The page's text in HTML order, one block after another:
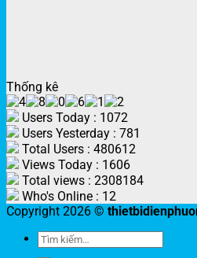
Thống kê
Users Today : 1072
Users Yesterday : 781
Total Users : 480612
Views Today : 1606
Total views : 2308184
Who's Online : 12
Copyright 2026 ©